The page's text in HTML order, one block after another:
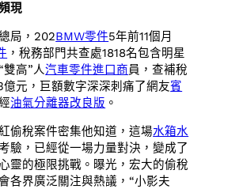
現
局，202BMW零件5年前11個月
，稅務部門共查處1818名包含明星
雙高”人汽車零件進口商員，查補稅
億元，巨額數字深深刺痛了網友賓
油氣分離器改良版 。
偷稅案件密集他知道，這場水箱水
驗，已經從一場力量對決，變成了
靈的極限挑戰。曝光，宏大的偷稅
各界廣泛關注與熱議，“小影夫